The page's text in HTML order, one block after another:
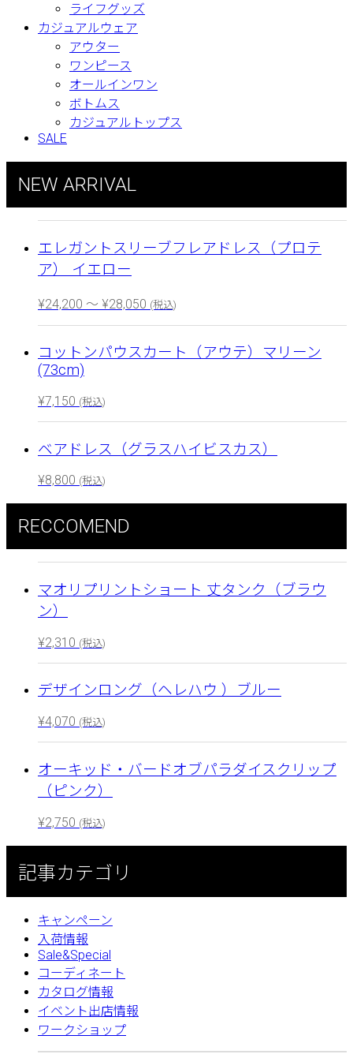
ライフグッズ
カジュアルウェア
アウター
ワンピース
オールインワン
ボトムス
カジュアルトップス
SALE
NEW ARRIVAL
エレガントスリーブフレアドレス（プロテ
ア） イエロー
¥24,200 ～ ¥28,050 (税込)
コットンパウスカート（アウテ）マリーン
(73cm)
¥7,150 (税込)
ベアドレス（グラスハイビスカス）
¥8,800 (税込)
RECCOMEND
マオリプリントショート 丈タンク（ブラウ
ン）
¥2,310 (税込)
デザインロング（ヘレハウ ）ブルー
¥4,070 (税込)
オーキッド・バードオブパラダイスクリップ
（ピンク）
¥2,750 (税込)
記事カテゴリ
キャンペーン
入荷情報
Sale&Special
コーディネート
カタログ情報
イベント出店情報
ワークショップ